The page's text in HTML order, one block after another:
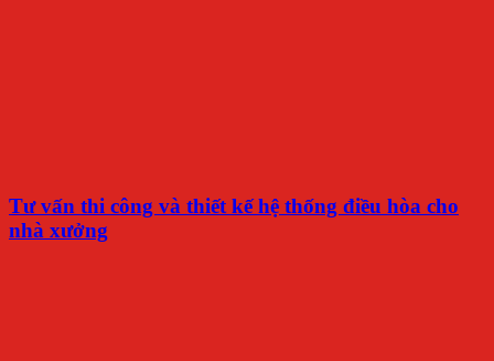
Tư vấn thi công và thiết kế hệ thống điều hòa cho
nhà xưởng